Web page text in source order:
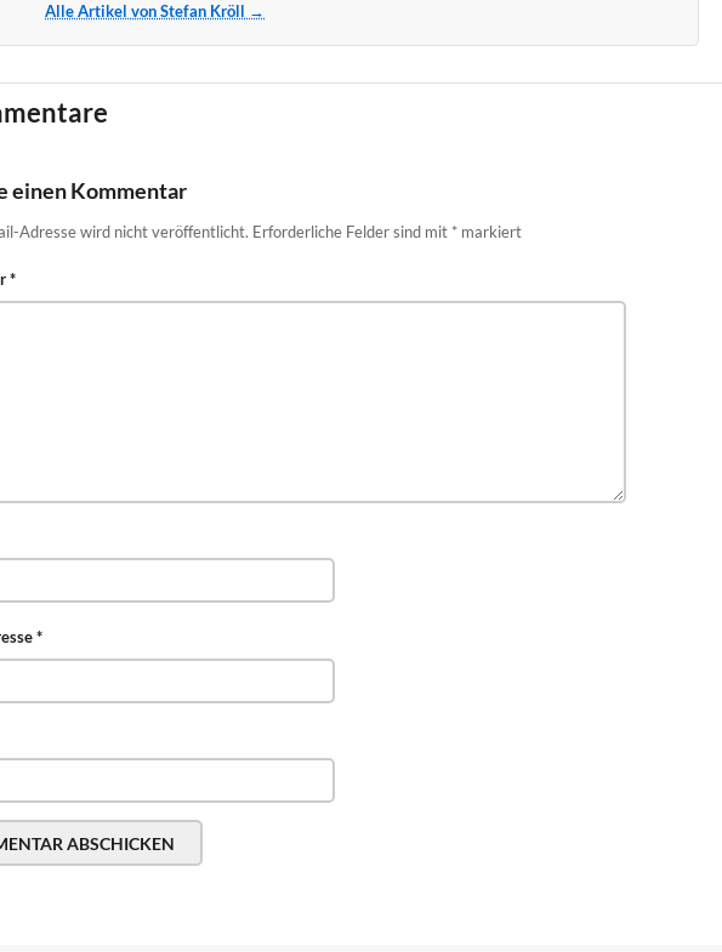
Alle Artikel von Stefan Kröll →
einen Kommentar
Adresse wird nicht veröffentlicht. Erforderliche Felder sind mit * markiert
*
*